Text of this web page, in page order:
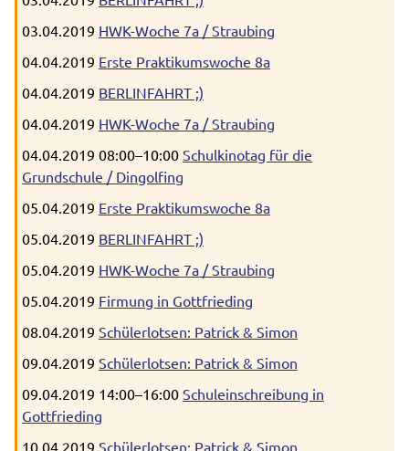
03.04.2019 HWK-Woche 7a / Straubing
04.04.2019 Erste Praktikumswoche 8a
04.04.2019 BERLINFAHRT ;)
04.04.2019 HWK-Woche 7a / Straubing
04.04.2019 08:00–10:00 Schulkinotag für die
Grundschule / Dingolfing
05.04.2019 Erste Praktikumswoche 8a
05.04.2019 BERLINFAHRT ;)
05.04.2019 HWK-Woche 7a / Straubing
05.04.2019 Firmung in Gottfrieding
08.04.2019 Schülerlotsen: Patrick & Simon
09.04.2019 Schülerlotsen: Patrick & Simon
09.04.2019 14:00–16:00 Schuleinschreibung in
Gottfrieding
10.04.2019 Schülerlotsen: Patrick & Simon